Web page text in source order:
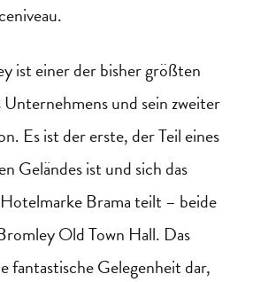
ist einer der bisher größten
und sein zweiter
Es ist der erste, der Teil eines
Geländes ist und sich das
Brama teilt – beide
Old Town Hall. Das
fantastische Gelegenheit dar,